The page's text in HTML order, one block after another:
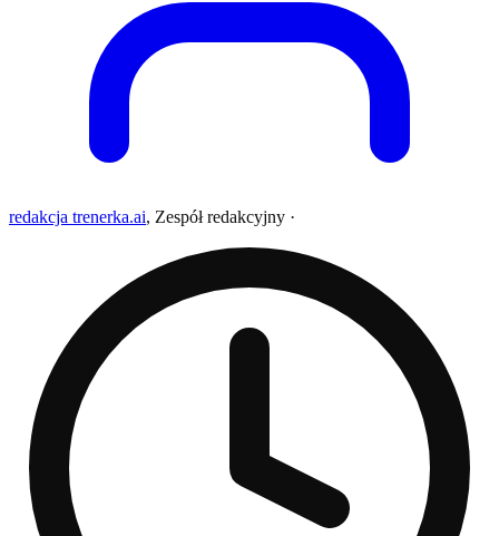
redakcja trenerka.ai, Zespół redakcyjny ·